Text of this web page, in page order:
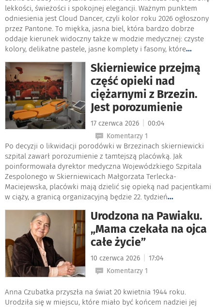
lekkości, świeżości i spokojnej elegancji. Ważnym punktem
odniesienia jest Cloud Dancer, czyli kolor roku 2026 ogłoszony
przez Pantone. To miękka, jasna biel, która bardzo dobrze
oddaje kierunek widoczny także w modzie medycznej: czyste
kolory, delikatne pastele, jasne komplety i fasony, które...
Skierniewice przejmą
część opieki nad
ciężarnymi z Brzezin.
Jest porozumienie
17 czerwca 2026
00:04
Komentarzy 1
Po decyzji o likwidacji porodówki w Brzezinach skierniewicki
szpital zawarł porozumienie z tamtejszą placówką. Jak
poinformowała dyrektor medyczna Wojewódzkiego Szpitala
Zespolonego w Skierniewicach Małgorzata Terlecka-
Maciejewska, placówki mają dzielić się opieką nad pacjentkami
w ciąży, a granicą organizacyjną będzie 22. tydzień...
Urodzona na Pawiaku.
„Mama czekała na ojca
całe życie”
10 czerwca 2026
17:04
Komentarzy 1
Anna Czubatka przyszła na świat 20 kwietnia 1944 roku.
Urodziła się w miejscu, które miało być końcem nadziei jej